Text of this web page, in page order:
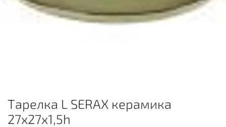
Тарелка L SERAX керамика
27х27х1,5h